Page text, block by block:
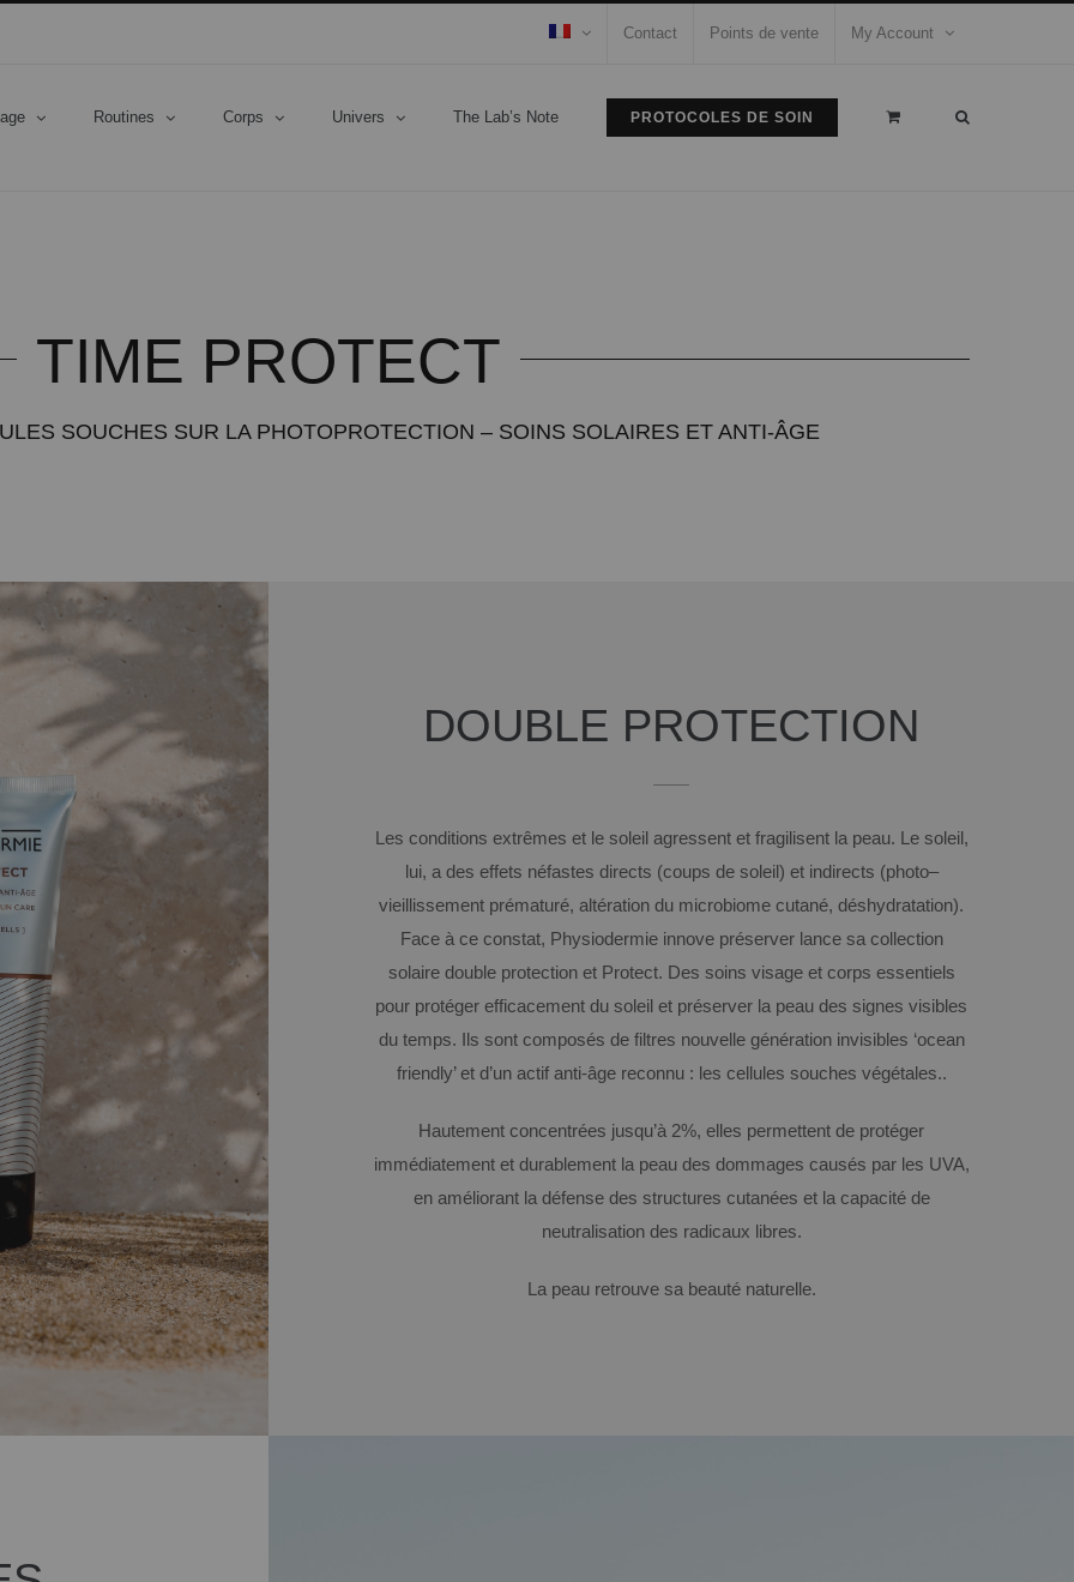
Contact Points de vente My Account
Routines Corps Univers The Lab’s Note PROTOCOLES DE SOIN
TIME PROTECT
SOUCHES SUR LA PHOTOPROTECTION – SOINS SOLAIRES ET ANTI-ÂGE
DOUBLE PROTECTION
Les conditions extrêmes et le soleil agressentet fragilisent la peau. Le soleil,
lui, a des effets néfastes directs (coups de soleil) et indirects (photo–
vieillissement prématuré, altération du microbiome cutané, déshydratation).
Faceà ce constat, Physiodermie innovepréserver lance sa collection
solairedouble protection etProtect. Des soins visage et corps essentiels
pour protéger efficacement du soleil et préserver la peau des signes visibles
dutemps. Ils sont composés de filtres nouvelle génération invisibles ‘ocean
friendly’etd’un actifanti-âgereconnu : les cellules souches végétales..
Hautement concentrées jusqu’à 2%, elles permettent de protéger
immédiatement et durablement la peau des dommages causés par les UVA,
en améliorant la défense des structures cutanées et la capacité de
neutralisation des radicaux libres.
La peau retrouve sa beauté naturelle.